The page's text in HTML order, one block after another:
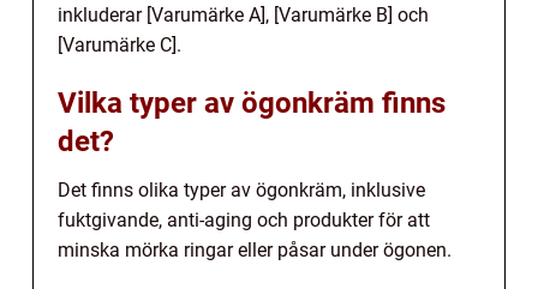
inkluderar [Varumärke A], [Varumärke B] och
[Varumärke C].
Vilka typer av ögonkräm finns
det?
Det finns olika typer av ögonkräm, inklusive
fuktgivande, anti-aging och produkter för att
minska mörka ringar eller påsar under ögonen.